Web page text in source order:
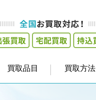
買取品目 買取方法